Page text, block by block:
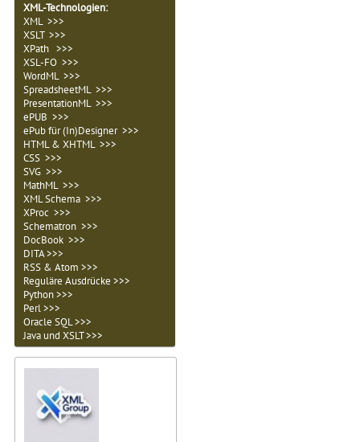
XML-Technologien:
XML >>>
XSLT >>>
XPath >>>
XSL-FO >>>
WordML >>>
SpreadsheetML >>>
PresentationML >>>
ePUB >>>
ePub für (In)Designer >>>
HTML & XHTML >>>
CSS >>>
SVG >>>
MathML >>>
XML Schema >>>
XProc >>>
Schematron >>>
DocBook >>>
DITA >>>
RSS & Atom >>>
Reguläre Ausdrücke >>>
Python >>>
Perl >>>
Oracle SQL >>>
Java und XSLT >>>